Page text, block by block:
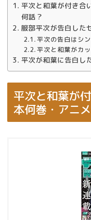
平次と和葉が付き合
何話？
服部平次が告白した
平次の告白はシ
平次と和葉がカ
平次が和葉に告白し
平次と和葉が
本何巻・アニ